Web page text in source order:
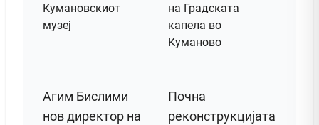
Агим Бислими
нов директор на
Почна
реконструкцијата